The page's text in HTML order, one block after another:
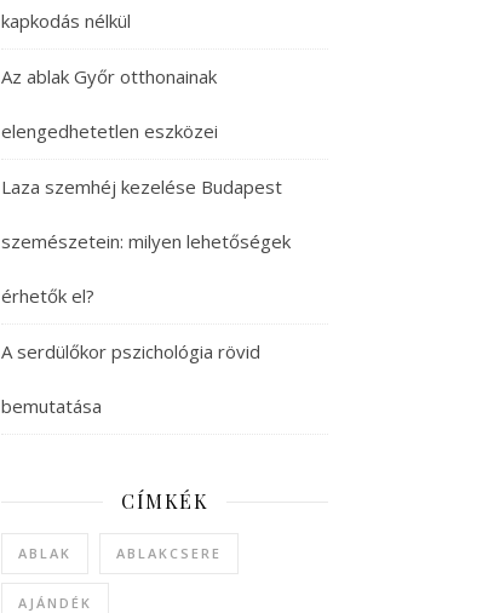
kapkodás nélkül
Az ablak Győr otthonainak
elengedhetetlen eszközei
Laza szemhéj kezelése Budapest
szemészetein: milyen lehetőségek
érhetők el?
A serdülőkor pszichológia rövid
bemutatása
CÍMKÉK
ABLAK ABLAKCSERE
AJÁNDÉK